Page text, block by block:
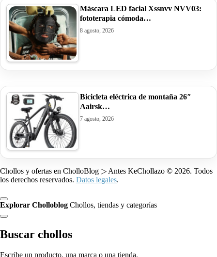
Máscara LED facial Xssnvv NVV03:
fototerapia cómoda…
8 agosto, 2026
Bicicleta eléctrica de montaña 26″
Aairsk…
7 agosto, 2026
Chollos y ofertas en CholloBlog ▷ Antes KeChollazo © 2026. Todos
los derechos reservados. Datos legales.
Explorar Cholloblog Chollos, tiendas y categorías
Buscar chollos
Escribe un producto, una marca o una tienda.